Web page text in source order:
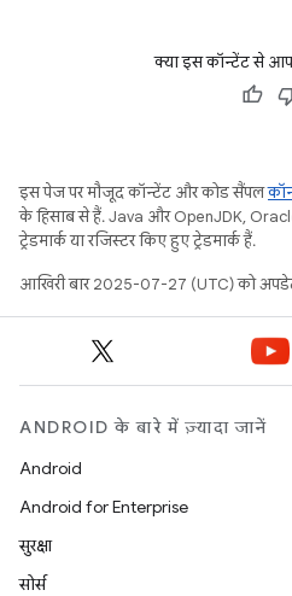
क्या इस कॉन्टेंट से
इस पेज पर मौजूद कॉन्टेंट और कोड सैंपल
के हिसाब से हैं. Java और OpenJDK,
ट्रेडमार्क या रजिस्टर किए हुए ट्रेडमार्क हैं.
आखिरी बार 2025-07-27 (UTC) को
ANDROID के बारे में ज़्यादा जानें
Android
Android for Enterprise
सुरक्षा
सोर्स